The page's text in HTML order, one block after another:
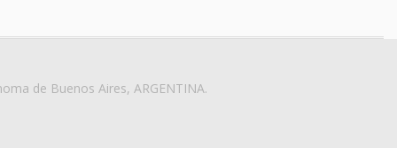
de Buenos Aires, ARGENTINA.